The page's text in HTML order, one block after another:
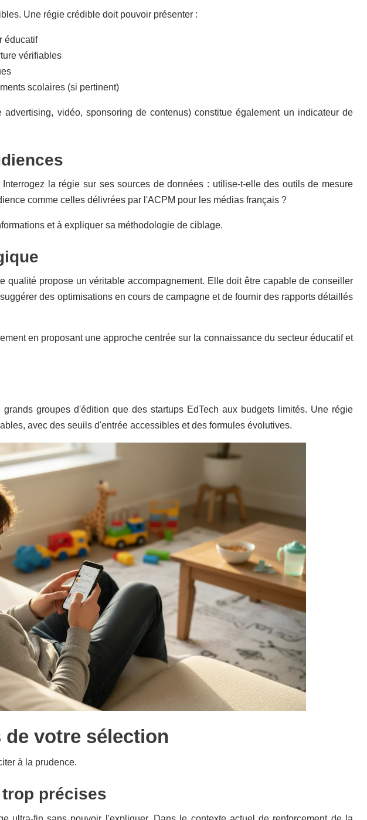
Une régie crédible doit pouvoir présenter :
éducatif
vérifiables
scolaires (si pertinent)
vidéo, sponsoring de contenus) constitue également un indicateur de
la régie sur ses sources de données : utilise-t-elle des outils de mesure
comme celles délivrées par l'ACPM pour les médias français ?
et à expliquer sa méthodologie de ciblage.
qualité propose un véritable accompagnement. Elle doit être capable de conseiller
des optimisations en cours de campagne et de fournir des rapports détaillés
en proposant une approche centrée sur la connaissance du secteur éducatif et
groupes d'édition que des startups EdTech aux budgets limités. Une régie
avec des seuils d'entrée accessibles et des formules évolutives.
votre sélection
à la prudence.
précises